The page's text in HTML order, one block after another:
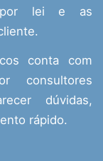
por lei e as
conta com
consultores
dúvidas,
rápido.